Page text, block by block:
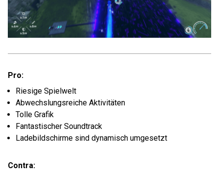
Pro:
Riesige Spielwelt
Abwechslungsreiche Aktivitäten
Tolle Grafik
Fantastischer Soundtrack
Ladebildschirme sind dynamisch umgesetzt
Contra: